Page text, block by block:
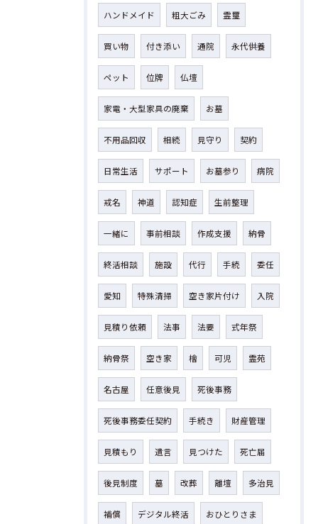
ハンドメイド 粗大ごみ 霊璽
買い物 付き添い 通院 永代供養
ペット 位牌 仏壇
家電・大型家具の廃棄 お墓
不用品回収 相続 見守り 契約
日常生活 サポート お墓参り 病院
戒名 神道 認知症 生前整理
一緒に 事前相談 作成支援 納骨
終活相談 施設 代行 手続 委任
愛知 特殊清掃 空き家片付け 入院
見積り依頼 法事 法要 式年祭
納骨祭 空き家 檜 可児 霊苑
名古屋 任意後見 死後事務
死後事務委任契約 手続き 財産管理
見積もり 遺言 見つけた 死亡届
後見制度 墓 改葬 離壇 多治見
補償 デジタル終活 おひとりさま